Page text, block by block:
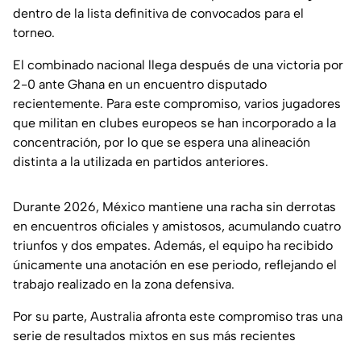
dentro de la lista definitiva de convocados para el
torneo.
El combinado nacional llega después de una victoria por
2-0 ante Ghana en un encuentro disputado
recientemente. Para este compromiso, varios jugadores
que militan en clubes europeos se han incorporado a la
concentración, por lo que se espera una alineación
distinta a la utilizada en partidos anteriores.
Durante 2026, México mantiene una racha sin derrotas
en encuentros oficiales y amistosos, acumulando cuatro
triunfos y dos empates. Además, el equipo ha recibido
únicamente una anotación en ese periodo, reflejando el
trabajo realizado en la zona defensiva.
Por su parte, Australia afronta este compromiso tras una
serie de resultados mixtos en sus más recientes